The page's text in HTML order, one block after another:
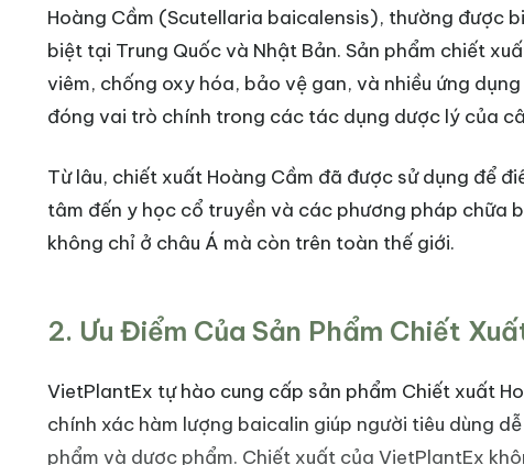
Hoàng Cầm (Scutellaria baicalensis), thường được
biệt tại Trung Quốc và Nhật Bản. Sản phẩm chiết
viêm, chống oxy hóa, bảo vệ gan, và nhiều ứng
đóng vai trò chính trong các tác dụng dược lý của
Từ lâu, chiết xuất Hoàng Cầm đã được sử dụng để
tâm đến y học cổ truyền và các phương pháp chữa
không chỉ ở châu Á mà còn trên toàn thế giới.
2. Ưu Điểm Của Sản Phẩm Chiết
VietPlantEx tự hào cung cấp sản phẩm Chiết xuất
chính xác hàm lượng baicalin giúp người tiêu dùng
phẩm và dược phẩm. Chiết xuất của VietPlantEx